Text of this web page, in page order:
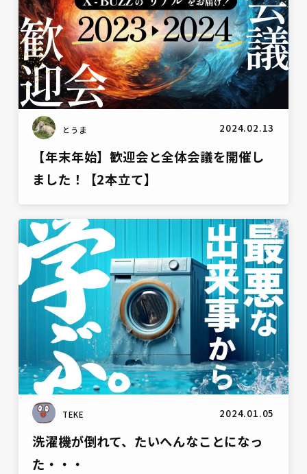
とうま 2024.02.13
【年末年始】歓迎会と全体会議を開催し
ました！【2本立て】
雑談
TEKE 2024.01.05
洗濯機が倒れて、たいへんなことになっ
た・・・